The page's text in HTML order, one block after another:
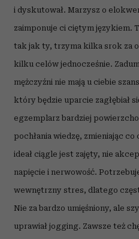
i dyskutował. Marzysz o
zaimponuje ci ciętym językiem.
tak jak ty, trzyma kilka srok za
kilku celów jednocześnie.
mężczyźni nie mają u ciebie
który będzie uparcie zagłębiał
egzemplarz bardziej
pochłania wiedzę, zmieniając
ideał ciągle jest zajęty, nie
napięcie i nerwowość.
wewnętrzny stres, dlatego
Nie za bardzo umięśniony, ale
uprawiał jogging. Zawsze też